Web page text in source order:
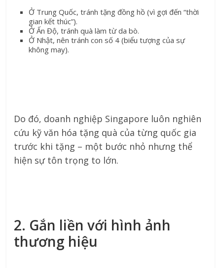
Ở Trung Quốc, tránh tặng đồng hồ (vì gợi đến “thời
gian kết thúc”).
Ở Ấn Độ, tránh quà làm từ da bò.
Ở Nhật, nên tránh con số 4 (biểu tượng của sự
không may).
Do đó, doanh nghiệp Singapore luôn nghiên
cứu kỹ văn hóa tặng quà của từng quốc gia
trước khi tặng – một bước nhỏ nhưng thể
hiện sự tôn trọng to lớn.
2. Gắn liền với hình ảnh
thương hiệu